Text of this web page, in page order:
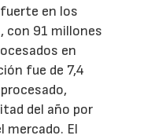
en los
con 91 millones
en
fue de 7,4
del año por
mercado. El